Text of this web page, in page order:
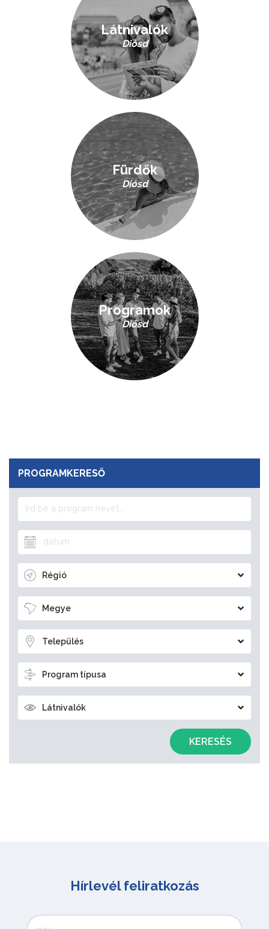
Látnivalók
Diósd
Fürdők
Diósd
Programok
Diósd
PROGRAMKERESŐ
Régió
Megye
Település
Program típusa
Látnivalók
KERESÉS
Hírlevél feliratkozás